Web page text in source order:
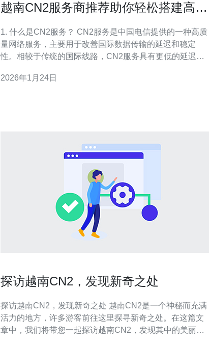
越南CN2服务商推荐助你轻松搭建高效
1. 什么是CN2服务？ CN2服务是中国电信提供的一种高质
量网络服务，主要用于改善国际数据传输的延迟和稳定
性。相较于传统的国际线路，CN2服务具有更低的延迟和
2026年1月24日
探访越南CN2，发现新奇之处
探访越南CN2，发现新奇之处 越南CN2是一个神秘而充满
活力的地方，许多游客前往这里探寻新奇之处。在这篇文
章中，我们将带您一起探访越南CN2，发现其中的美丽和